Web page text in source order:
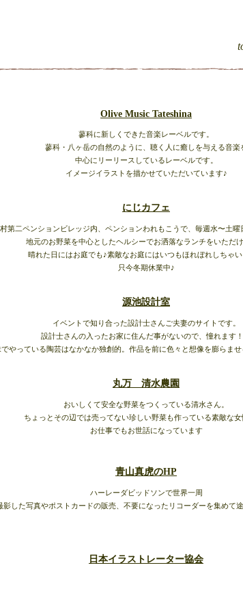
Olive Music Tateshina
蓼科に新しくできた音楽レーベルです。
蓼科・八ヶ岳の自然のように、聴く人に癒しを与える音楽
中心にリーリースしているレーベルです。
イメージイラストを描かせていただいています♪
にじカフェ
第二ペンションビレッジ内、ペンションわれもこうで、毎週水〜土曜
地元のお野菜を中心としたヘルシーでお洒落なランチをいただけ
晴れた日にはお庭でも♪素敵なお庭にはいつもほれぼれしちゃい
只今冬期休業中♪
源池設計室
イベントで知り合った設計士さんご夫妻のサイトです。
設計士さんの入ったお家に住んだ事がないので、憧れます！
でやっている陶芸はなかなか独創的。作品を前に色々と想像を膨らま
丸万 清水農園
おいしくて安全な野菜をつくっている清水さん。
ちょっとその辺では売ってない珍しい野菜も作っている素敵な女
お仕事でもお世話になっています
青山真虎のHP
ハーレーダビッドソンで世界一周
影した写真やポストカードの販売、不要になったリコーダーを集めて
日本イラストレーター協会